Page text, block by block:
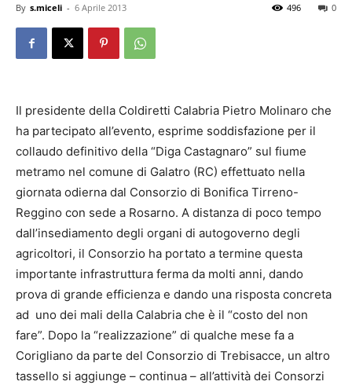
By s.miceli - 6 Aprile 2013 0
496
Il presidente della Coldiretti Calabria Pietro Molinaro che
ha partecipato all’evento, esprime soddisfazione per il
collaudo definitivo della “Diga Castagnaro” sul fiume
metramo nel comune di Galatro (RC) effettuato nella
giornata odierna dal Consorzio di Bonifica Tirreno-
Reggino con sede a Rosarno. A distanza di poco tempo
dall’insediamento degli organi di autogoverno degli
agricoltori, il Consorzio ha portato a termine questa
importante infrastruttura ferma da molti anni, dando
prova di grande efficienza e dando una risposta concreta
ad uno dei mali della Calabria che è il “costo del non
fare”. Dopo la “realizzazione” di qualche mese fa a
Corigliano da parte del Consorzio di Trebisacce, un altro
tassello si aggiunge – continua – all’attività dei Consorzi